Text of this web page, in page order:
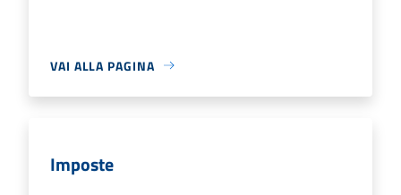
VAI ALLA PAGINA
Imposte